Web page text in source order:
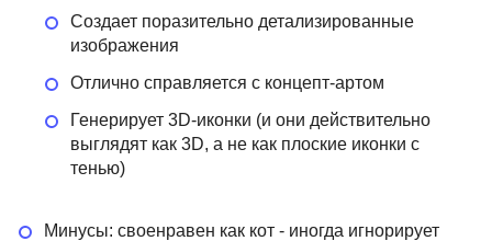
Создает поразительно детализированные
изображения
Отлично справляется с концепт-артом
Генерирует 3D-иконки (и они действительно
выглядят как 3D, а не как плоские иконки с
тенью)
Минусы: своенравен как кот - иногда игнорирует